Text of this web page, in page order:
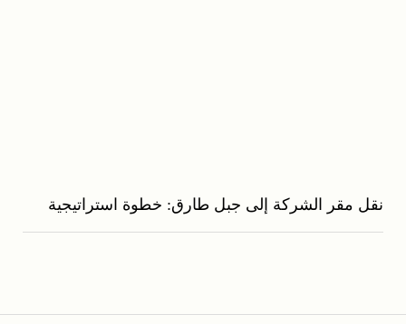
نقل مقر الشركة إلى جبل طارق: خطوة استراتيجية